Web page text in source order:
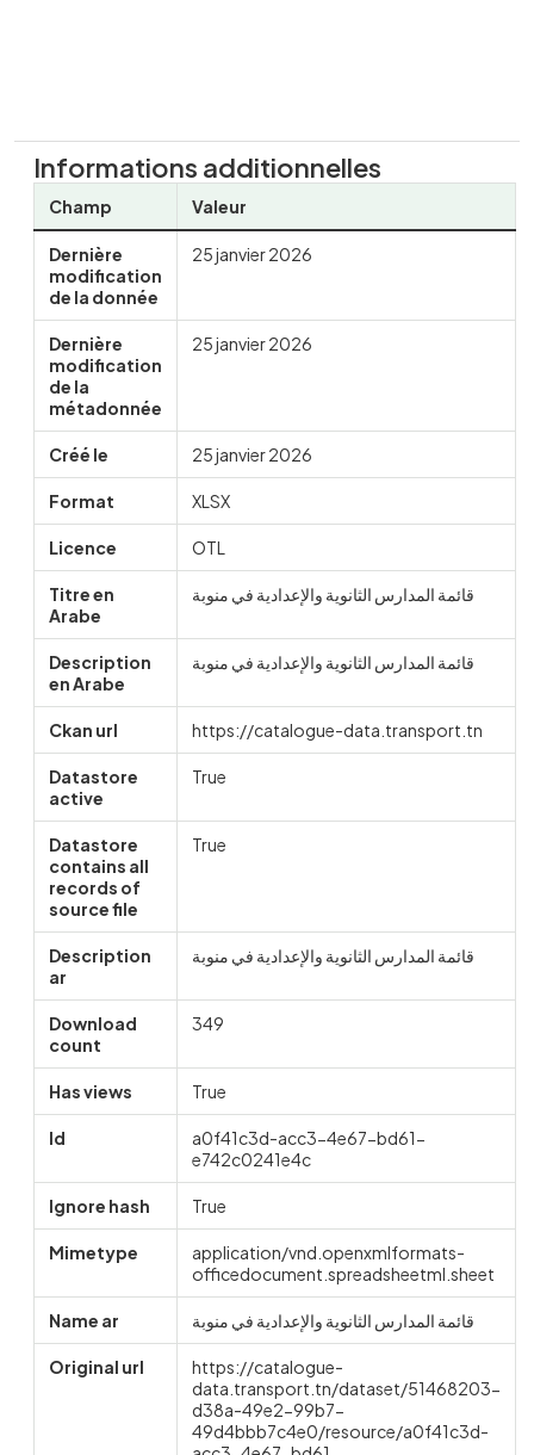
Informations additionnelles
Champ Valeur
Dernière
modification
de la donnée
25 janvier 2026
Dernière
modification
de la
métadonnée
25 janvier 2026
Créé le 25 janvier 2026
Format XLSX
Licence OTL
Titre en
Arabe
قائمة المدارس الثانوية والإعدادية في منوبة
Description
en Arabe
قائمة المدارس الثانوية والإعدادية في منوبة
Ckan url https://catalogue-data.transport.tn
Datastore
active
True
Datastore
contains all
records of
source file
True
Description
ar
قائمة المدارس الثانوية والإعدادية في منوبة
Download
count
349
Has views True
Id
a0f41c3d-acc3-4e67-bd61-
e742c0241e4c
Ignore hash True
Mimetype
application/vnd.openxmlformats-
officedocument.spreadsheetml.sheet
Name ar قائمة المدارس الثانوية والإعدادية في منوبة
Original url
https://catalogue-
data.transport.tn/dataset/51468203-
d38a-49e2-99b7-
49d4bbb7c4e0/resource/a0f41c3d-